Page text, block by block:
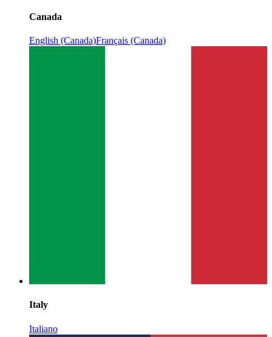
Canada
English (Canada)Français (Canada)
Italy
Italiano